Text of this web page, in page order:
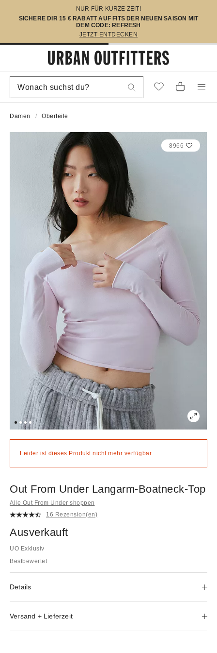
NUR FÜR KURZE ZEIT!
SICHERE DIR 15 € RABATT AUF FITS DER NEUEN SAISON MIT
DEM CODE: REFRESH
JETZT ENTDECKEN
Damen Oberteile
8966
Leider ist dieses Produkt nicht mehr verfügbar.
Out From Under Langarm-Boatneck-Top
Alle Out From Under shoppen
16 Rezension(en)
Ausverkauft
UO Exklusiv
Bestbewertet
Details
Versand + Lieferzeit